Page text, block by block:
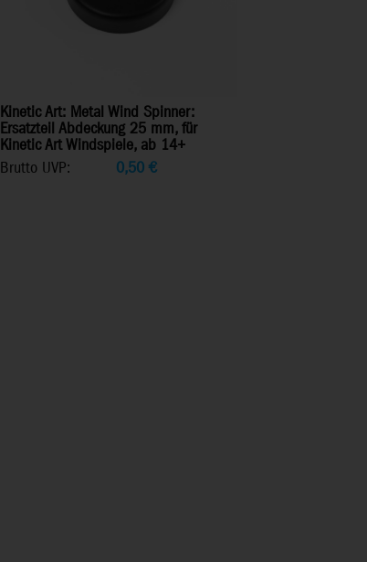
Kinetic Art: Metal Wind Spinner:
Ersatzteil Abdeckung 25 mm, für
Kinetic Art Windspiele, ab 14+
Brutto UVP:
0,50€